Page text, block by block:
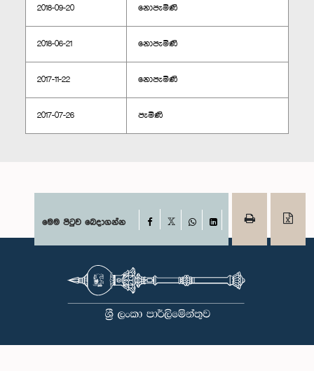
2018-09-20 නොපැමිණි
2018-06-21 නොපැමිණි
2017-11-22 නොපැමිණි
2017-07-26 පැමිණි
මෙම පිටුව බෙදාගන්න Facebook
WhatsAppLinkedIn